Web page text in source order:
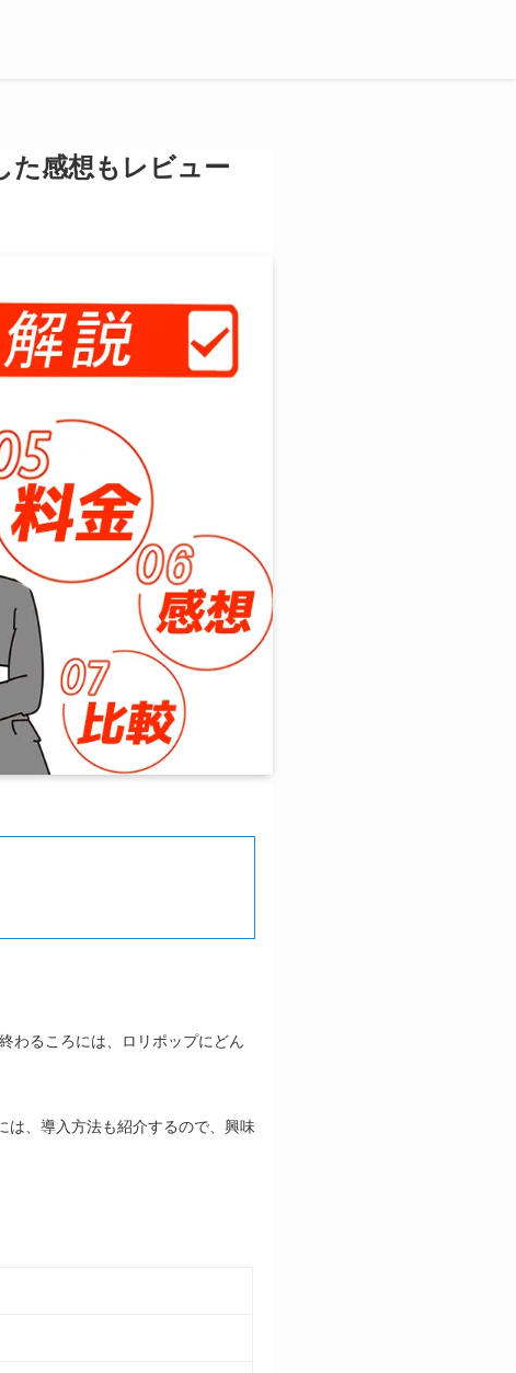
た感想もレビュー
わるころには、ロリポップにどん
は、導入方法も紹介するので、興味